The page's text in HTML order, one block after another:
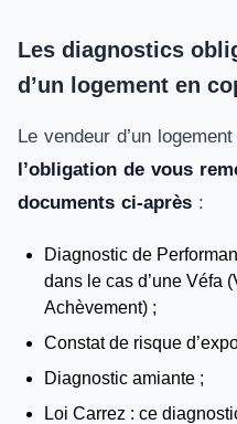
Les diagnostics
d’un logement en
Le vendeur d’un
l’obligation de vous
documents ci-après:
Diagnostic de
dans le cas d’une Véfa
Achèvement) ;
Constat de risque
Diagnostic amiante ;
Loi Carrez : ce